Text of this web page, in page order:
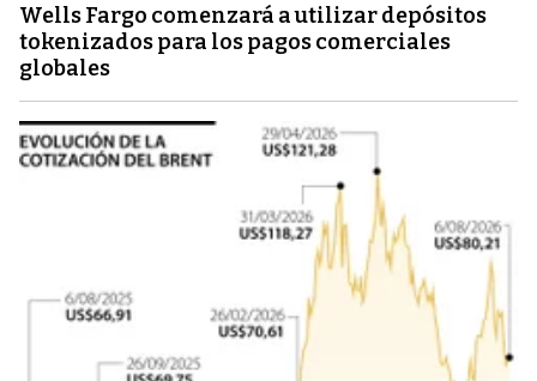
Wells Fargo comenzará a utilizar depósitos
tokenizados para los pagos comerciales
globales